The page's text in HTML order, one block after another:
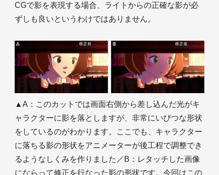
CGで影を表現する場合、ライトからの正確な影が必
ずしも良いというわけではありません。
▲A：このカットでは画面右側から差し込んだ光がキ
ャラクターに影を落としますが、非常にいびつな形状
をしているのがわかります。ここでも、キャラクター
に落ちる影の形状をアニメーターが後工程で調整でき
るようなしくみを作りました／B：レタッチした画像
にならって修正を行なった影の形状です。今回はこの